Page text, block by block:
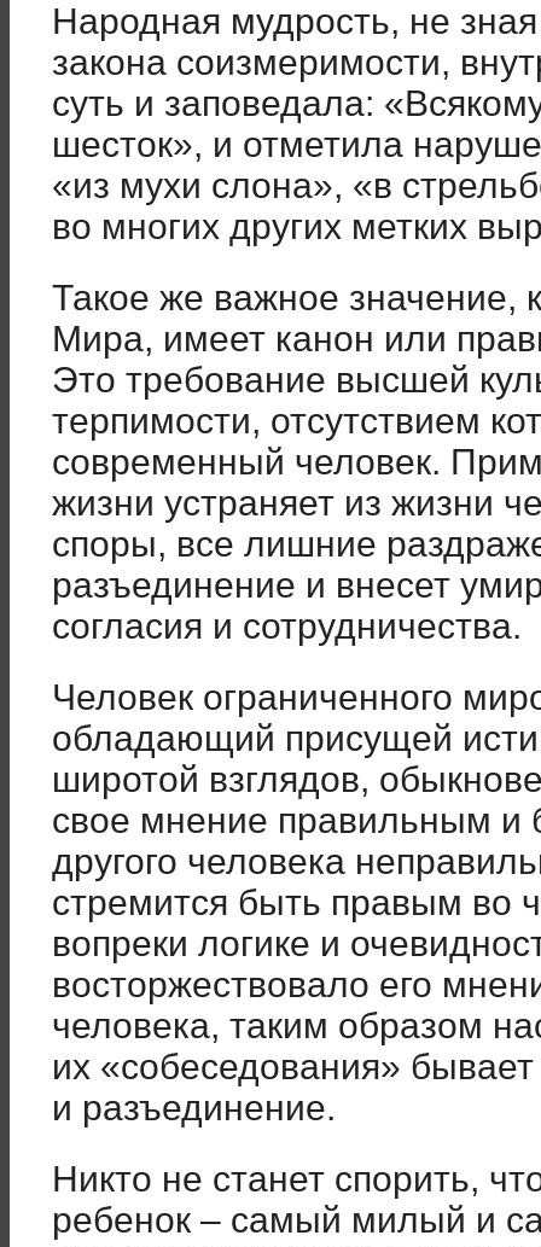
Народная мудрость, не
закона соизмеримости,
суть и заповедала:
шесток», и отметила
«из мухи слона», «в
во многих других метких
Такое же важное значение,
Мира, имеет канон или
Это требование высшей
терпимости, отсутствием
современный человек.
жизни устраняет из жизни
споры, все лишние
разъединение и внесет
согласия и сотрудничества.
Человек ограниченного
обладающий присущей
широтой взглядов,
свое мнение правильным
другого человека
стремится быть правым во
вопреки логике и
восторжествовало его
человека, таким образом
их «собеседования»
и разъединение.
Никто не станет спорить,
ребенок – самый милый и